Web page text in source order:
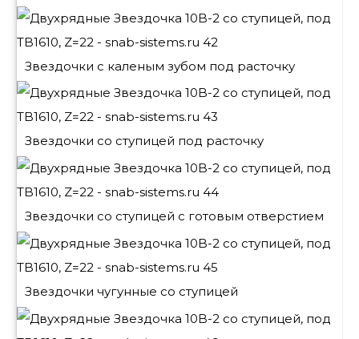
Звездочки с каленым зубом под расточку
Звездочки со ступицей под расточку
Звездочки со ступицей с готовым отверстием
Звездочки чугунные со ступицей